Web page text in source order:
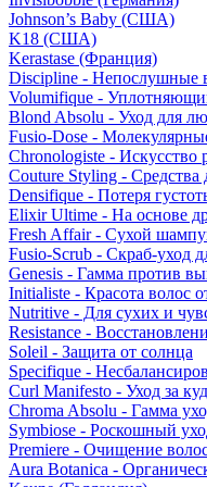
Johnson’s Baby (США)
K18 (США)
Kerastase (Франция)
Discipline - Непослушные
Volumifique -
Blond Absolu - Уход для
Fusio-Dose -
Chronologiste - Искусство
Couture Styling - Средства
Densifique - Потеря
Elixir Ultime - На основе
Fresh Affair - Сухой
Fusio-Scrub - Скраб-уход
Genesis - Гамма против
Initialiste - Красота волос
Nutritive - Для сухих и
Resistance -
Soleil - Защита от солнца
Specifique -
Curl Manifesto - Уход за
Chroma Absolu - Гамма
Symbiose - Роскошный
Premiere - Очищение
Aura Botanica -